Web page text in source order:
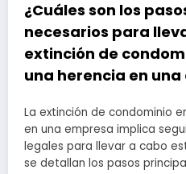
¿Cuáles son los
necesarios para
extinción de
una herencia en
La extinción de condominio
en una empresa implica
legales para llevar a cabo
se detallan los pasos